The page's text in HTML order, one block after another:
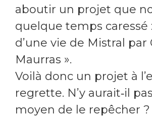
aboutir un projet que
quelque temps caressé
d’une vie de Mistral par
Maurras ».
Voilà donc un projet à
regrette. N’y aurait‑il
moyen de le repêcher